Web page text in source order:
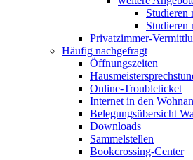
Studieren
Privatzimmer-
Häufig nachgefragt
Öffnungszeiten
Online-Troubleticket
Internet in den
Belegungsübersicht
Downloads
Sammelstellen
Bookcrossing-Center